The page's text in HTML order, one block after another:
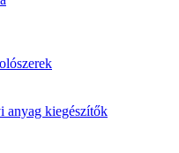
anyag kiegészítők